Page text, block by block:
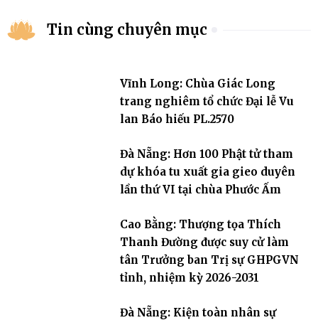
Tin cùng chuyên mục
Vĩnh Long: Chùa Giác Long
trang nghiêm tổ chức Đại lễ Vu
lan Báo hiếu PL.2570
Đà Nẵng: Hơn 100 Phật tử tham
dự khóa tu xuất gia gieo duyên
lần thứ VI tại chùa Phước Ấm
Cao Bằng: Thượng tọa Thích
Thanh Đường được suy cử làm
tân Trưởng ban Trị sự GHPGVN
tỉnh, nhiệm kỳ 2026-2031
Đà Nẵng: Kiện toàn nhân sự